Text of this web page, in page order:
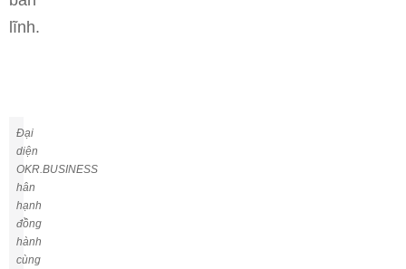
lĩnh.
Đại
diện
OKR.BUSINESS
hân
hạnh
đồng
hành
cùng